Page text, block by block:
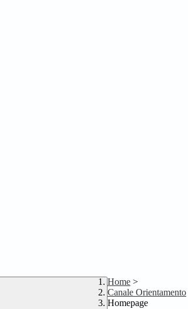
Home >
Canale Orientamento
Homepage